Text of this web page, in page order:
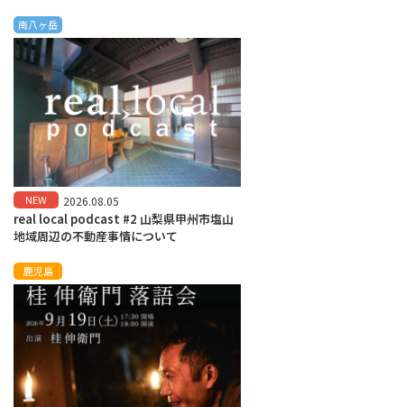
南八ヶ岳
NEW 2026.08.05
real local podcast #2 山梨県甲州市塩山
地域周辺の不動産事情について
鹿児島